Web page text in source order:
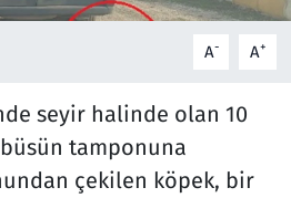
A- A+
seyir halinde olan 10
tamponuna
çekilen köpek, bir